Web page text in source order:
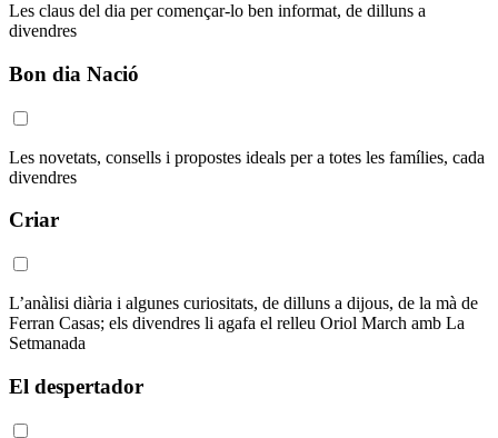
Les claus del dia per començar-lo ben informat, de dilluns a
divendres
Bon dia Nació
Les novetats, consells i propostes ideals per a totes les famílies, cada
divendres
Criar
L’anàlisi diària i algunes curiositats, de dilluns a dijous, de la mà de
Ferran Casas; els divendres li agafa el relleu Oriol March amb La
Setmanada
El despertador